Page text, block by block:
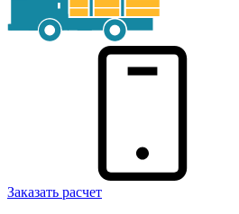
Заказать расчет